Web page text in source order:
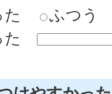
ふつう